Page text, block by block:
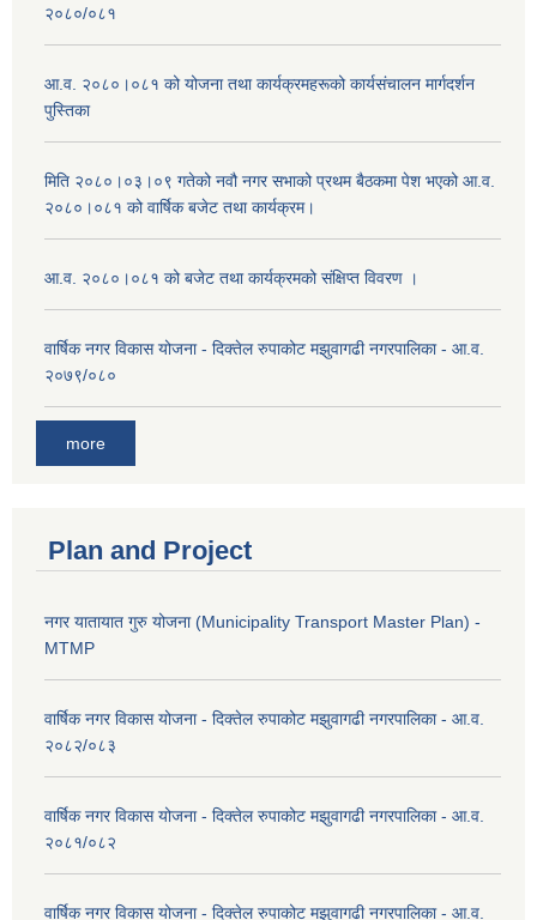
२०८०/०८१
आ.व. २०८०।०८१ को योजना तथा कार्यक्रमहरूको कार्यसंचालन मार्गदर्शन
पुस्तिका
मिति २०८०।०३।०९ गतेको नवौ नगर सभाको प्रथम बैठकमा पेश भएको आ.व.
२०८०।०८१ को वार्षिक बजेट तथा कार्यक्रम।
आ.व. २०८०।०८१ को बजेट तथा कार्यक्रमको संक्षिप्त विवरण ।
वार्षिक नगर विकास योजना - दिक्तेल रुपाकोट मझुवागढी नगरपालिका - आ.व.
२०७९/०८०
more
Plan and Project
नगर यातायात गुरु योजना (Municipality Transport Master Plan) -
MTMP
वार्षिक नगर विकास योजना - दिक्तेल रुपाकोट मझुवागढी नगरपालिका - आ.व.
२०८२/०८३
वार्षिक नगर विकास योजना - दिक्तेल रुपाकोट मझुवागढी नगरपालिका - आ.व.
२०८१/०८२
वार्षिक नगर विकास योजना - दिक्तेल रुपाकोट मझुवागढी नगरपालिका - आ.व.